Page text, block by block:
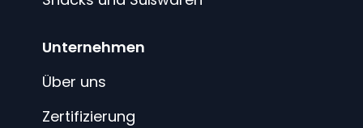
Unternehmen
Über uns
Zertifizierung